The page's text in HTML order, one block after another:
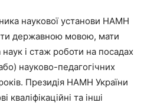
наукової установи НАМН
державною мовою, мати
і стаж роботи на посадах
науково-педагогічних
Президія НАМН України
та інші